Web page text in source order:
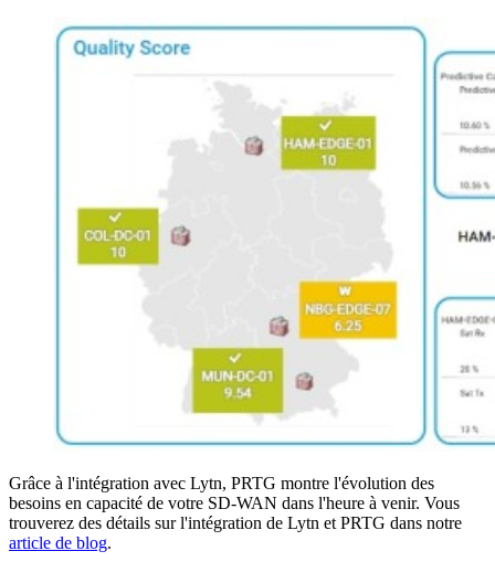
Grâce à l'intégration avec Lytn, PRTG montre l'évolution des
besoins en capacité de votre SD-WAN dans l'heure à venir. Vous
trouverez des détails sur l'intégration de Lytn et PRTG dans notre
article de blog.